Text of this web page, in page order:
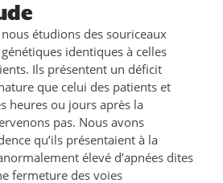
étudions des souriceaux
identiques à celles
Ils présentent un déficit
que celui des patients et
heures ou jours après la
pas. Nous avons
qu’ils présentaient à la
élevé d’apnées dites
fermeture des voies